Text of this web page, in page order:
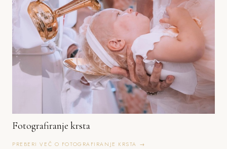
Fotografiranje krsta
PREBERI VEČ O FOTOGRAFIRANJE KRSTA →